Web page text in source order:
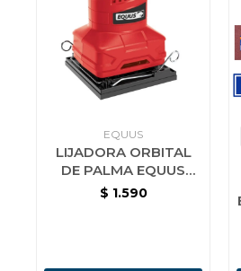
EQUUS
LIJADORA ORBITAL
DE PALMA EQUUS
200W
$ 1.590